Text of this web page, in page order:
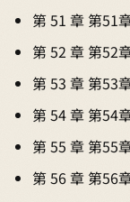
第 51 章 第51
第 52 章 第52
第 53 章 第53
第 54 章 第54
第 55 章 第55
第 56 章 第56